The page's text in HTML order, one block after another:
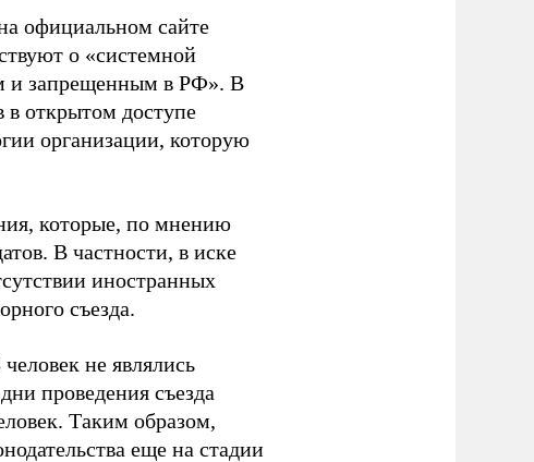
официальном сайте
о «системной
и запрещенным в РФ». В
в открытом доступе
организации, которую
которые, по мнению
В частности, в иске
иностранных
съезда.
не являлись
проведения съезда
Таким образом,
еще на стадии